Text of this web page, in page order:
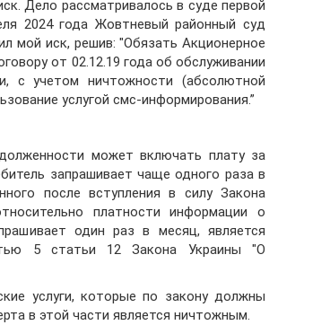
Дело рассматривалось в суде первой
2024 года Жовтневый районный суд
мой иск, решив: "Обязать Акционерное
от 02.12.19 года об обслуживании
с учетом ничтожности (абсолютной
услугой смс-информирования.”
может включать плату за
запрашивает чаще одного раза в
после вступления в силу Закона
платности информации о
один раз в месяц, является
5 статьи 12 Закона Украины "О
услуги, которые по закону должны
в этой части является ничтожным.